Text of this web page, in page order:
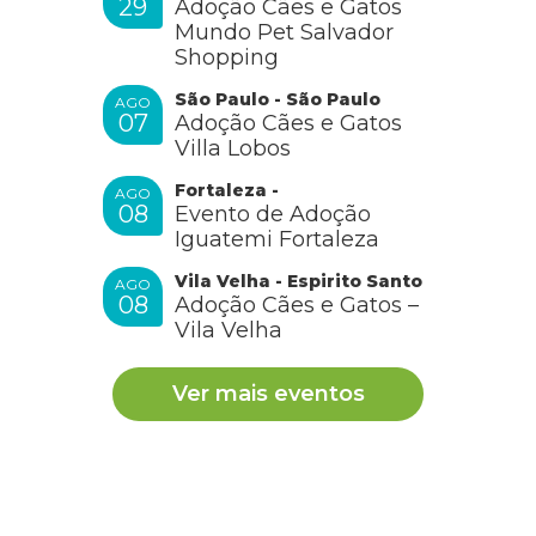
29
Adoção Cães e Gatos
Mundo Pet Salvador
Shopping
AGO
07
São Paulo - São Paulo
Adoção Cães e Gatos
Villa Lobos
AGO
08
Fortaleza -
Evento de Adoção
Iguatemi Fortaleza
AGO
08
Vila Velha - Espirito Santo
Adoção Cães e Gatos –
Vila Velha
Ver mais eventos